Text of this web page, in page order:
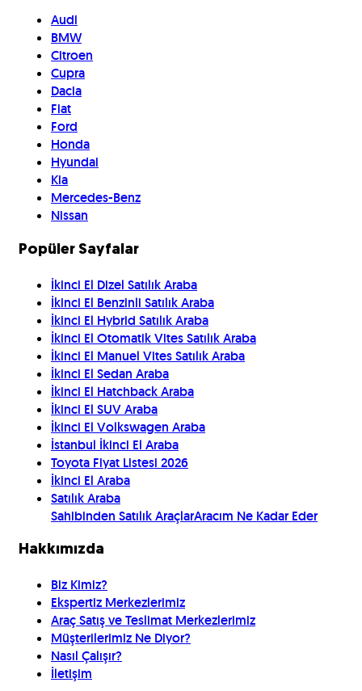
Audi
BMW
Citroen
Cupra
Dacia
Fiat
Ford
Honda
Hyundai
Kia
Mercedes-Benz
Nissan
Popüler Sayfalar
İkinci El Dizel Satılık Araba
İkinci El Benzinli Satılık Araba
İkinci El Hybrid Satılık Araba
İkinci El Otomatik Vites Satılık Araba
İkinci El Manuel Vites Satılık Araba
İkinci El Sedan Araba
İkinci El Hatchback Araba
İkinci El SUV Araba
İkinci El Volkswagen Araba
İstanbul İkinci El Araba
Toyota Fiyat Listesi 2026
İkinci El Araba
Satılık Araba
Sahibinden Satılık AraçlarAracım Ne Kadar Eder
Hakkımızda
Biz Kimiz?
Ekspertiz Merkezlerimiz
Araç Satış ve Teslimat Merkezlerimiz
Müşterilerimiz Ne Diyor?
Nasıl Çalışır?
İletişim